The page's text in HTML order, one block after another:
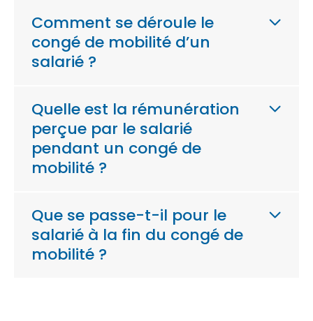
Comment se déroule le
congé de mobilité d’un
salarié ?
Quelle est la rémunération
perçue par le salarié
pendant un congé de
mobilité ?
Que se passe-t-il pour le
salarié à la fin du congé de
mobilité ?